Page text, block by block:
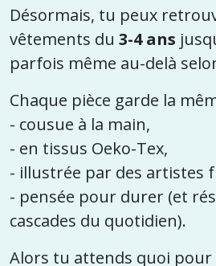
Désormais, tu peux
vêtements du 3-4 ans
parfois même au-delà
Chaque pièce garde la
- cousue à la main,
- en tissus Oeko-Tex,
- illustrée par des artistes
- pensée pour durer (et
cascades du quotidien).
Alors tu attends quoi pour